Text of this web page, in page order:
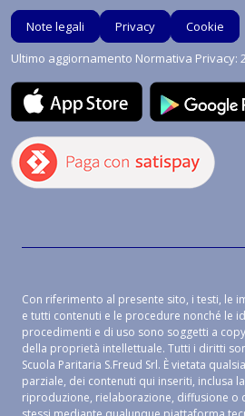
Note legali Privacy
Cookie
Ultimo aggiornamento Normativa Privacy:
Con riferimento al presente sito, i testi, le
e tutti contenuti e le procedure nonché le
procedimenti e di uso sono soggetti a
della proprietà intellettuale. Tutti i diritti
Scuola Paritaria S.Freud Srl. È vietata
parziale, dei contenuti qui inseriti, inclusa
riproduzione, rielaborazione, diffusione o